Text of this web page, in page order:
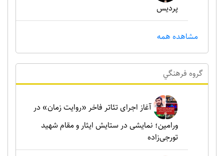
پردیس
مشاهده همه
گروه فرهنگي
آغاز اجرای تئاتر فاخر «روایت زمان» در
ورامین؛ نمایشی در ستایش ایثار و مقام شهید
تورجی‌زاده